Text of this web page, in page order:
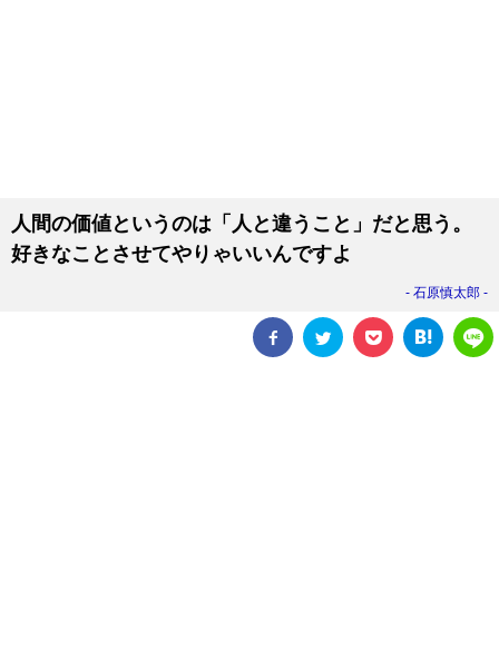
人間の価値というのは「人と違うこと」だと思う。
好きなことさせてやりゃいいんですよ
石原慎太郎